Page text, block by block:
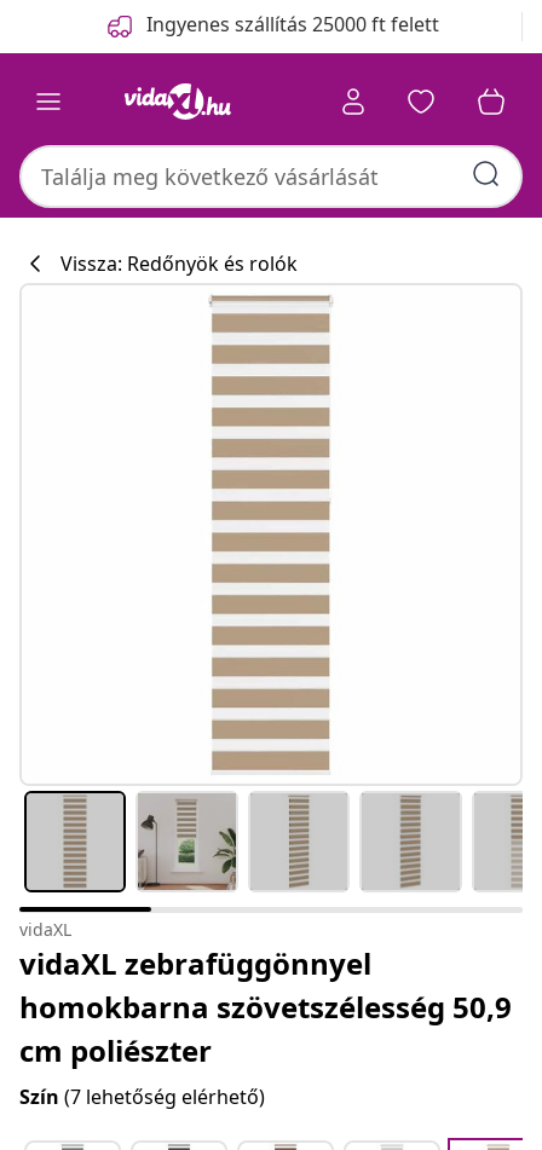
Ingyenes szállítás 25000 ft felett
Vissza: Redőnyök és rolók
vidaXL
vidaXL zebrafüggönnyel
homokbarna szövetszélesség 50,9
cm poliészter
Szín (7 lehetőség elérhető)